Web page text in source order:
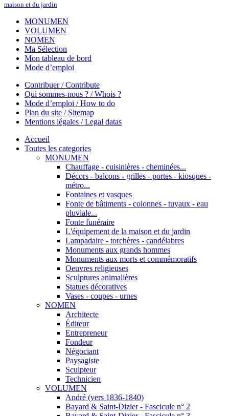
maison et du jardin
MONUMEN
VOLUMEN
NOMEN
Ma Sélection
Mon tableau de bord
Mode d’emploi
Contribuer / Contribute
Qui sommes-nous ? / Whois ?
Mode d’emploi / How to do
Plan du site / Sitemap
Mentions légales / Legal datas
Accueil
Toutes les categories
MONUMEN
Chauffage - cuisinières - cheminées...
Décors - balcons - grilles - portes - kiosques -
métro...
Fontaines et vasques
Fonte de bâtiments - colonnes - tuyaux - eau
pluviale...
Fonte funéraire
L'équipement de la maison et du jardin
Lampadaire - torchères - candélabres
Monuments aux grands hommes
Monuments aux morts et commémoratifs
Oeuvres religieuses
Sculptures animalières
Statues décoratives
Vases - coupes - urnes
NOMEN
Architecte
Éditeur
Entrepreneur
Fondeur
Négociant
Paysagiste
Sculpteur
Technicien
VOLUMEN
André (vers 1836-1840)
Bayard & Saint-Dizier - Fascicule n° 2